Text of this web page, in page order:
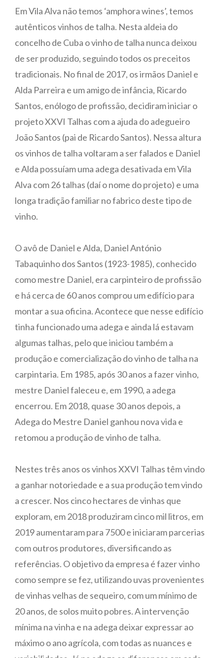
Em Vila Alva não temos ‘amphora wines’, temos
autênticos vinhos de talha. Nesta aldeia do
concelho de Cuba o vinho de talha nunca deixou
de ser produzido, seguindo todos os preceitos
tradicionais. No final de 2017, os irmãos Daniel e
Alda Parreira e um amigo de infância, Ricardo
Santos, enólogo de profissão, decidiram iniciar o
projeto XXVI Talhas com a ajuda do adegueiro
João Santos (pai de Ricardo Santos). Nessa altura
os vinhos de talha voltaram a ser falados e Daniel
e Alda possuíam uma adega desativada em Vila
Alva com 26 talhas (daí o nome do projeto) e uma
longa tradição familiar no fabrico deste tipo de
vinho.
O avô de Daniel e Alda, Daniel António
Tabaquinho dos Santos (1923-1985), conhecido
como mestre Daniel, era carpinteiro de profissão
e há cerca de 60 anos comprou um edifício para
montar a sua oficina. Acontece que nesse edifício
tinha funcionado uma adega e ainda lá estavam
algumas talhas, pelo que iniciou também a
produção e comercialização do vinho de talha na
carpintaria. Em 1985, após 30 anos a fazer vinho,
mestre Daniel faleceu e, em 1990, a adega
encerrou. Em 2018, quase 30 anos depois, a
Adega do Mestre Daniel ganhou nova vida e
retomou a produção de vinho de talha.
Nestes três anos os vinhos XXVI Talhas têm vindo
a ganhar notoriedade e a sua produção tem vindo
a crescer. Nos cinco hectares de vinhas que
exploram, em 2018 produziram cinco mil litros, em
2019 aumentaram para 7500 e iniciaram parcerias
com outros produtores, diversificando as
referências. O objetivo da empresa é fazer vinho
como sempre se fez, utilizando uvas provenientes
de vinhas velhas de sequeiro, com um mínimo de
20 anos, de solos muito pobres. A intervenção
mínima na vinha e na adega deixar expressar ao
máximo o ano agrícola, com todas as nuances e